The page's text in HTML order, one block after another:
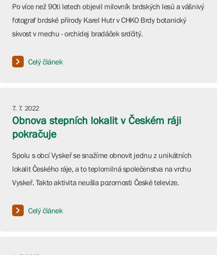
Po více než 90ti letech objevil milovník brdských lesů a vášnivý
fotograf brdské přírody Karel Hutr v CHKO Brdy botanický
skvost v mechu - orchidej bradáček srdčitý.
Celý článek
7. 7. 2022
Obnova stepních lokalit v Českém ráji
pokračuje
Spolu s obcí Vyskeř se snažíme obnovit jednu z unikátních
lokalit Českého ráje, a to teplomilná společenstva na vrchu
Vyskeř. Takto aktivita neušla pozornosti České televize.
Celý článek